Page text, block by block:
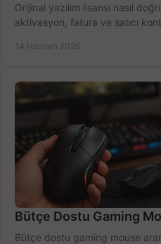
Orijinal yazılım lisansı nasıl
aktivasyon, fatura ve satıcı
14 Haziran 2026
Bütçe Dostu Gaming
Bütçe dostu gaming mouse